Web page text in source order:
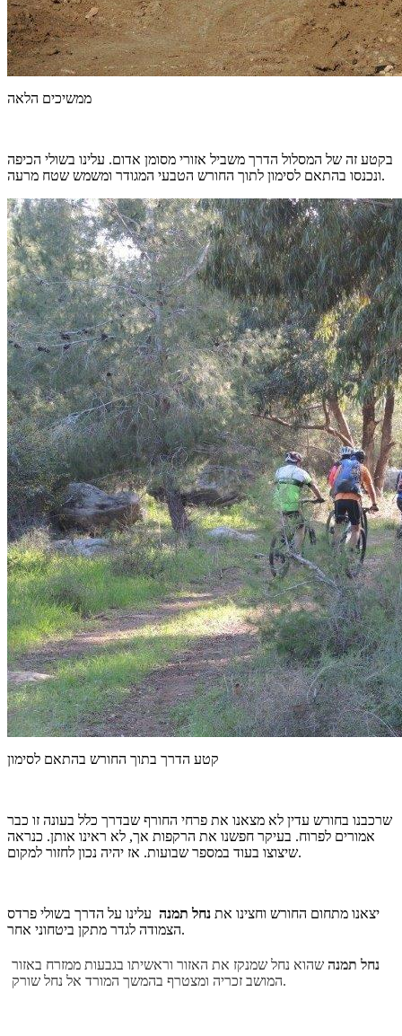
ממשיכים הלאה
בקטע זה של המסלול הדרך משביל אזורי מסומן אדום. עלינו בשולי הכיפה
ונכנסו בהתאם לסימון לתוך החורש הטבעי המגודר ומשמש שטח מרעה.
קטע הדרך בתוך החורש בהתאם לסימון
שרכבנו בחורש עדין לא מצאנו את פרחי החורף שבדרך כלל בעונה זו כבר
אמורים לפרוח. בעיקר חפשנו את הרקפות אך, לא ראינו אותן. כנראה
שיצוצו בעוד במספר שבועות. אז יהיה נכון לחזור למקום.
יצאנו מתחום החורש וחצינו את נחל תמנה עלינו על הדרך בשולי פרדס
הצמודה לגדר מתקן ביטחוני אחר.
נחל תמנה שהוא נחל שמנקז את האזור וראשיתו בגבעות ממזרח באזור
המושב זכריה ומצטרף בהמשך המורד אל נחל שורק.